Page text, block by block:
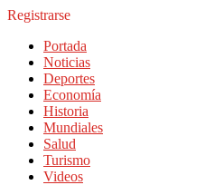
Registrarse
Portada
Noticias
Deportes
Economía
Historia
Mundiales
Salud
Turismo
Videos